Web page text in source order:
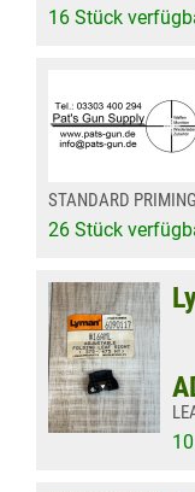
16 Stück
STANDARD
26 Stück